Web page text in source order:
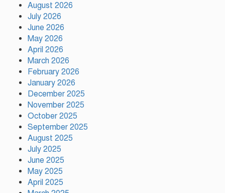
August 2026
July 2026
June 2026
May 2026
April 2026
March 2026
February 2026
January 2026
December 2025
November 2025
October 2025
September 2025
August 2025
July 2025
June 2025
May 2025
April 2025